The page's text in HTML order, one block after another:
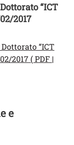
“ICT
2017
“ICT
2017 ( PDF |
finestra
e